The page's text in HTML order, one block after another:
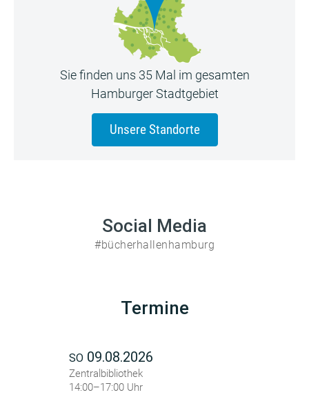
Sie finden uns 35 Mal im gesamten
Hamburger Stadtgebiet
Unsere Standorte
Social Media
#bücherhallenhamburg
Termine
SO 09.08.2026
Zentralbibliothek
14:00–17:00 Uhr